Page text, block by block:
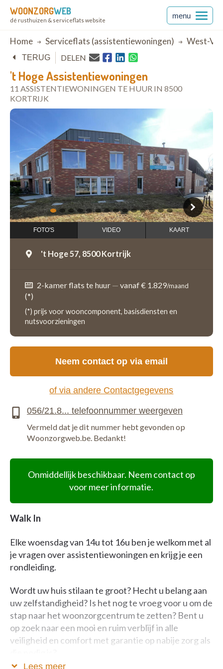
WOONZORGWEB
dé rusthuizen & serviceflats website
menu
Breadcrumb
Home Serviceflats (assistentiewoningen) West-
't Hoge Assistentiewoningen
11 ASSISTENTIEWONINGEN TE HUUR IN 8500
KORTRIJK
TERUG DELEN
1 2 3 4 5 6 7 8 9 1011121314
open in Google Maps
FOTO'S VIDEO KAART
't Hoge 57, 8500 Kortrijk
2-kamer flats te huur — vanaf € 1.829/maand
(*)
(*) prijs voor wooncomponent, basisdiensten en
nutsvoorzieningen
Onmiddellijk beschikbaar. Neem contact op
voor meer informatie.
Walk In
Elke woensdag van 14u tot 16u ben je welkom met al
je vragen over assistentiewoningen en krijg je een
rondleiding.
Wordt uw huis stilaan te groot? Hecht u belang aan
uw zelfstandigheid? Is het nog te vroeg voor u om de
stap naar het woonzorgcentrum te zetten? Bent u
op zoek naar een mooi en ruim verblijf in alle
veiligheid en comfort met garantie op nabije zorg als
Lees meer
Neem contact op via email
of via andere Contactgegevens
Vermeld dat je dit nummer hebt gevonden op
Woonzorgweb.be. Bedankt!